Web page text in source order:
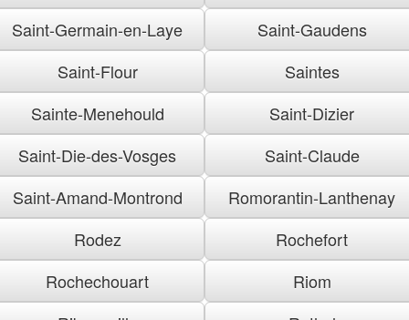
Saint-Germain-en-Laye
Saint-Gaudens
Saint-Flour
Saintes
Sainte-Menehould
Saint-Dizier
Saint-Die-des-Vosges
Saint-Claude
Saint-Amand-Montrond
Romorantin-Lanthenay
Rodez
Rochefort
Rochechouart
Riom